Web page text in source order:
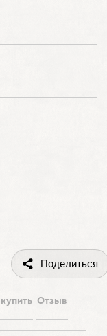
Поделиться
купить Отзыв